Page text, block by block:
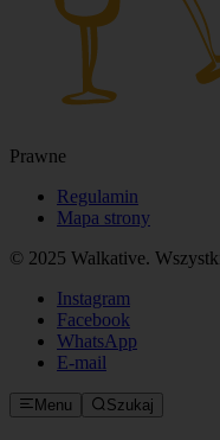
Prawne
Regulamin
Mapa strony
© 2025 Walkative.
Instagram
Facebook
WhatsApp
E‑mail
Menu Szukaj